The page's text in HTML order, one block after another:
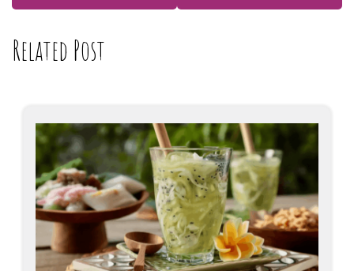
Related Post